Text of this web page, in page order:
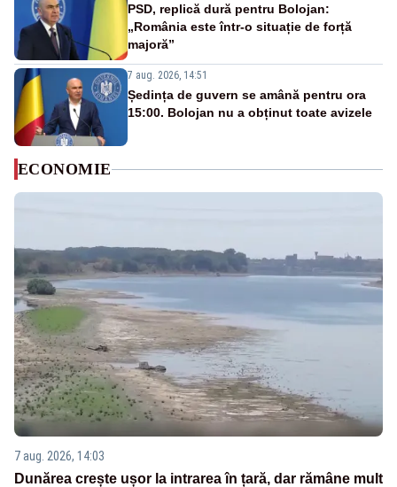
PSD, replică dură pentru Bolojan:
„România este într-o situație de forță
majoră”
7 aug. 2026, 14:51
Ședința de guvern se amână pentru ora
15:00. Bolojan nu a obținut toate avizele
ECONOMIE
7 aug. 2026, 14:03
Dunărea crește ușor la intrarea în țară, dar rămâne mult